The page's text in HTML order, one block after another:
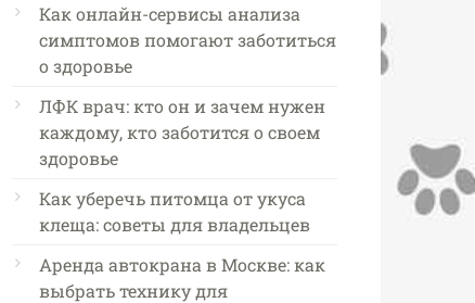
Как онлайн-сервисы анализа
симптомов помогают заботиться
о здоровье
ЛФК врач: кто он и зачем нужен
каждому, кто заботится о своем
здоровье
Как уберечь питомца от укуса
клеща: советы для владельцев
Аренда автокрана в Москве: как
выбрать технику для